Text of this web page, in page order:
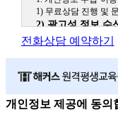
1) 무료상담 진행 및
2) 광고성 정보 수
원격평생교육원을
(해커스교육그룹: 해
원, 해커스경찰, 해커
전화상담 예약하기
개인정보 제공에 동의